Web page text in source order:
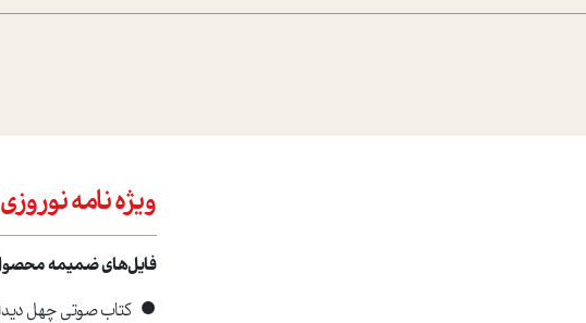
ویژه نامه
فایل‌های ضمیمه
• کتاب صوتي چهل